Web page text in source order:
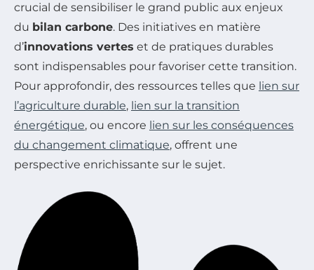
crucial de sensibiliser le grand public aux enjeux
du bilan carbone. Des initiatives en matière
d’innovations vertes et de pratiques durables
sont indispensables pour favoriser cette transition.
Pour approfondir, des ressources telles que lien sur
l’agriculture durable, lien sur la transition
énergétique, ou encore lien sur les conséquences
du changement climatique, offrent une
perspective enrichissante sur le sujet.